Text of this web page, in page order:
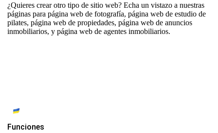
¿Quieres crear otro tipo de sitio web? Echa un vistazo a nuestras
páginas para página web de fotografía, página web de estudio de
pilates, página web de propiedades, página web de anuncios
inmobiliarios, y página web de agentes inmobiliarios.
Funciones